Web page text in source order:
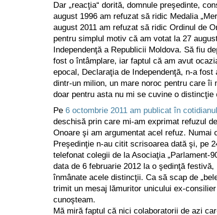
Dar „reacţia“ dorită, domnule preşedinte,
august 1996 am refuzat să ridic Medalia
august 2011 am refuzat să ridic Ordinul de
pentru simplul motiv că am votat la 27
Independenţă a Republicii Moldova. Să fiu
fost o întâmplare, iar faptul că am avut
epocal, Declaraţia de Independenţă, n-a
dintr-un milion, un mare noroc pentru care îi
doar pentru asta nu mi se cuvine o distincţie
Pe 6 octombrie 2011 am publicat în
deschisă prin care mi-am exprimat refuzul
Onoare şi am argumentat acel refuz. Numai
Preşedinţie n-au citit scrisoarea dată şi, pe
telefonat colegii de la Asociaţia „Parlament-
data de 6 februarie 2012 la o şedinţă
înmânate acele distincţii. Ca să scap de
trimit un mesaj lămuritor unicului ex-
cunoşteam.
Mă miră faptul că nici colaboratorii de azi